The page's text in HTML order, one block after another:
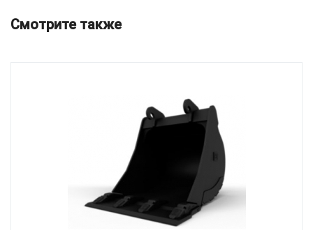
Смотрите также